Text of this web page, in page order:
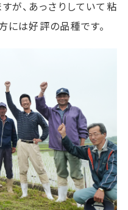
が、あっさりしていて粘
には好評の品種です。